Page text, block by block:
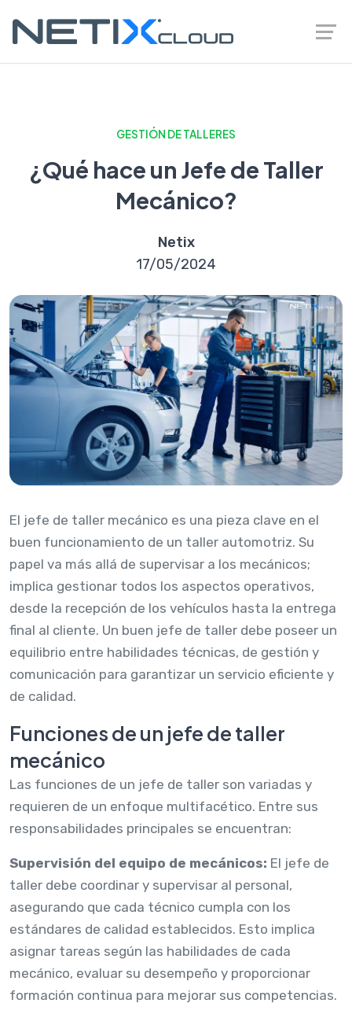
GESTIÓN DE TALLERES
¿Qué hace un Jefe de Taller
Mecánico?
Netix
17/05/2024
El jefe de taller mecánico es una pieza clave en el
buen funcionamiento de un taller automotriz. Su
papel va más allá de supervisar a los mecánicos;
implica gestionar todos los aspectos operativos,
desde la recepción de los vehículos hasta la entrega
final al cliente. Un buen jefe de taller debe poseer un
equilibrio entre habilidades técnicas, de gestión y
comunicación para garantizar un servicio eficiente y
de calidad.
Funciones de un jefe de taller
mecánico
Las funciones de un jefe de taller son variadas y
requieren de un enfoque multifacético. Entre sus
responsabilidades principales se encuentran:
Supervisión del equipo de mecánicos: El jefe de
taller debe coordinar y supervisar al personal,
asegurando que cada técnico cumpla con los
estándares de calidad establecidos. Esto implica
asignar tareas según las habilidades de cada
mecánico, evaluar su desempeño y proporcionar
formación continua para mejorar sus competencias.